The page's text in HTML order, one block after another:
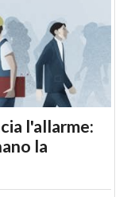
l'allarme:
la